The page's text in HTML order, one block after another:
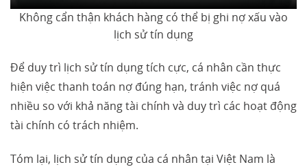
Không cẩn thận khách hàng có thể bị ghi nợ xấu vào
lịch sử tín dụng
Để duy trì lịch sử tín dụng tích cực, cá nhân cần thực
hiện việc thanh toán nợ đúng hạn, tránh việc nợ quá
nhiều so với khả năng tài chính và duy trì các hoạt động
tài chính có trách nhiệm.
Tóm lại, lịch sử tín dụng của cá nhân tại Việt Nam là